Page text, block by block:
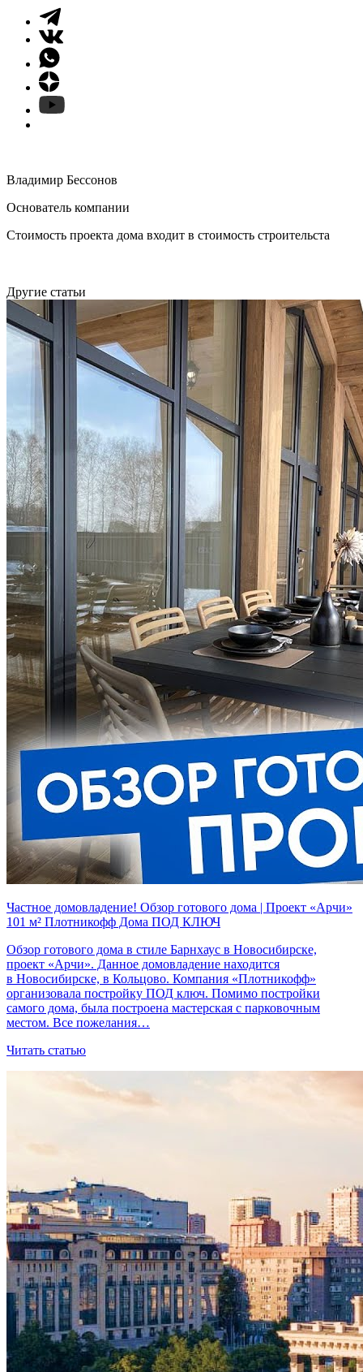
Владимир Бессонов
Основатель компании
Стоимость проекта дома входит в стоимость строительста
Другие статьи
Частное домовладение! Обзор готового дома | Проект «Арчи»
101 м² Плотникофф Дома ПОД КЛЮЧ
Обзор готового дома в стиле Барнхаус в Новосибирске,
проект «Арчи». Данное домовладение находится
в Новосибирске, в Кольцово. Компания «Плотникофф»
организовала постройку ПОД ключ. Помимо постройки
самого дома, была построена мастерская с парковочным
местом. Все пожелания…
Читать статью